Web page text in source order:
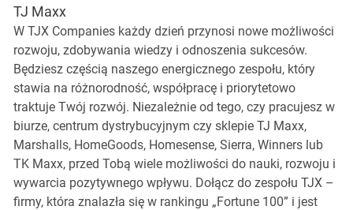
TJ Maxx
W TJX Companies każdy dzień przynosi nowe możliwości
rozwoju, zdobywania wiedzy i odnoszenia sukcesów.
Będziesz częścią naszego energicznego zespołu, który
stawia na różnorodność, współpracę i priorytetowo
traktuje Twój rozwój. Niezależnie od tego, czy pracujesz w
biurze, centrum dystrybucyjnym czy sklepie TJ Maxx,
Marshalls, HomeGoods, Homesense, Sierra, Winners lub
TK Maxx, przed Tobą wiele możliwości do nauki, rozwoju i
wywarcia pozytywnego wpływu. Dołącz do zespołu TJX –
firmy, która znalazła się w rankingu „Fortune 100” i jest